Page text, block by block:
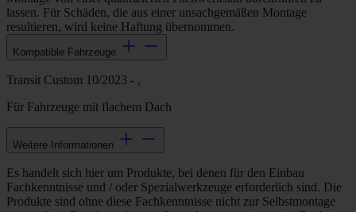
lassen. Für Schäden, die aus einer unsachgemäßen Montage
resultieren, wird keine Haftung übernommen.
Kompatible Fahrzeuge
Transit Custom 10/2023 - ,
Für Fahrzeuge mit flachem Dach
Weitere Informationen
Es handelt sich hier um Produkte, bei denen für den Einbau
Fachkenntnisse und / oder Spezialwerkzeuge erforderlich sind. Die
Produkte sind ohne diese Fachkenntnisse nicht zur Selbstmontage